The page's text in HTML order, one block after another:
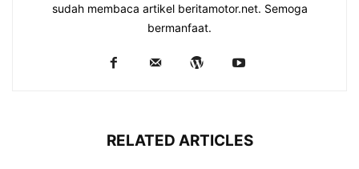
sudah membaca artikel beritamotor.net. Semoga
bermanfaat.
RELATED ARTICLES